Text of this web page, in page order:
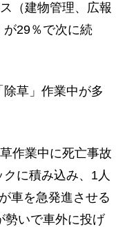
（建物管理、広報
が29％で次に続
草」作業中が多
作業中に死亡事故
に積み込み、1人
車を急発進させる
勢いで車外に投げ